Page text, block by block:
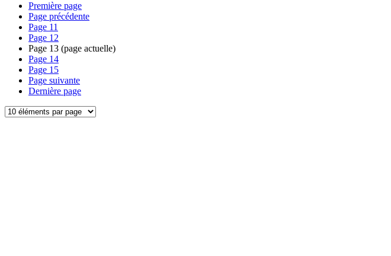
Première page
Page précédente
Page 11
Page 12
Page 13 (page actuelle)
Page 14
Page 15
Page suivante
Dernière page